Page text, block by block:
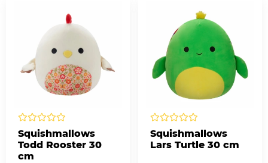
Squishmallows
Todd Rooster 30
cm
Squishmallows
Lars Turtle 30 cm